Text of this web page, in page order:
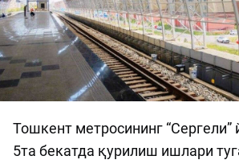
Тошкент метросининг
5та бекатда қурилиш ишлари